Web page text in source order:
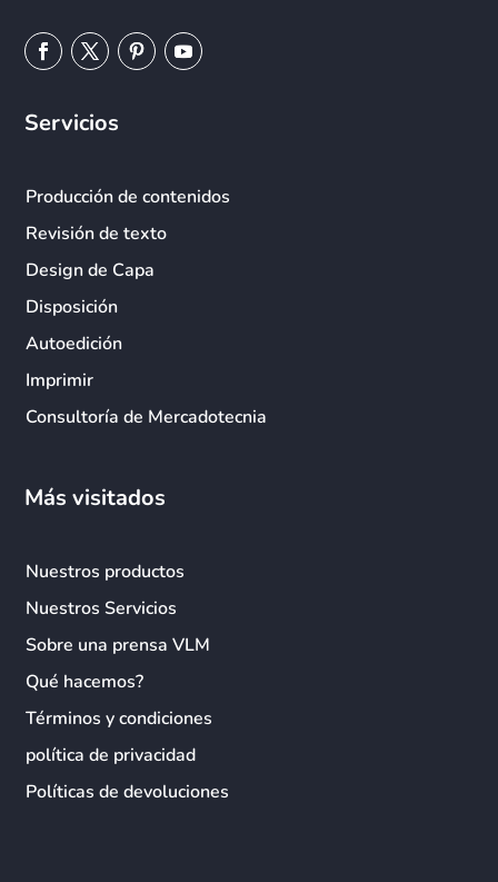
Servicios
Producción de contenidos
Revisión de texto
Design de Capa
Disposición
Autoedición
Imprimir
Consultoría de Mercadotecnia
Más visitados
Nuestros productos
Nuestros Servicios
Sobre una prensa VLM
Qué hacemos?
Términos y condiciones
política de privacidad
Políticas de devoluciones